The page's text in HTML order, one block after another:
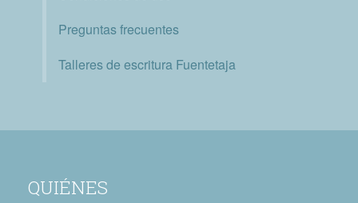
Preguntas frecuentes
Talleres de escritura Fuentetaja
QUIÉNES